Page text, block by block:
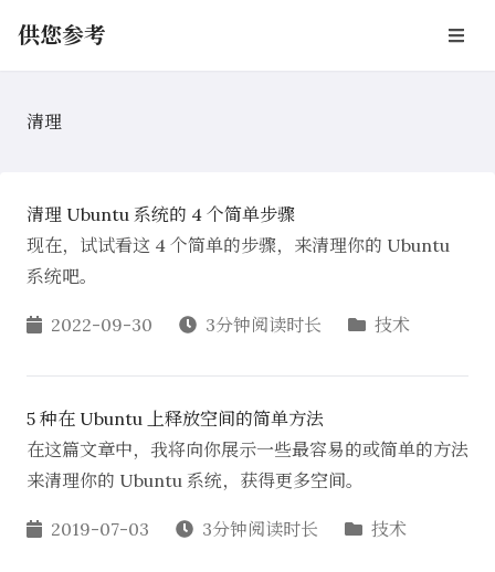
供您参考
清理
清理 Ubuntu 系统的 4 个简单步骤
现在，试试看这 4 个简单的步骤，来清理你的 Ubuntu
系统吧。
2022-09-30 3分钟阅读时长 技术
5 种在 Ubuntu 上释放空间的简单方法
在这篇文章中，我将向你展示一些最容易的或简单的方法
来清理你的 Ubuntu 系统，获得更多空间。
2019-07-03 3分钟阅读时长 技术